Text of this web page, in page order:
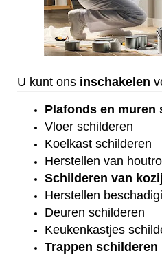
U kunt ons inschakelen
Plafonds en muren
Vloer schilderen
Koelkast schilderen
Herstellen van
Schilderen van
Herstellen
Deuren schilderen
Keukenkastjes
Trappen schilderen